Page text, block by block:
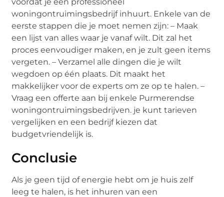
woningontruimingsbedrijf inhuurt. Enkele van de
eerste stappen die je moet nemen zijn: – Maak
een lijst van alles waar je vanaf wilt. Dit zal het
proces eenvoudiger maken, en je zult geen items
vergeten. – Verzamel alle dingen die je wilt
wegdoen op één plaats. Dit maakt het
makkelijker voor de experts om ze op te halen. –
Vraag een offerte aan bij enkele Purmerendse
woningontruimingsbedrijven. je kunt tarieven
vergelijken en een bedrijf kiezen dat
budgetvriendelijk is.
Conclusie
Als je geen tijd of energie hebt om je huis zelf
leeg te halen, is het inhuren van een